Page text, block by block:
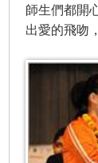
師生們都開
出愛的飛吻